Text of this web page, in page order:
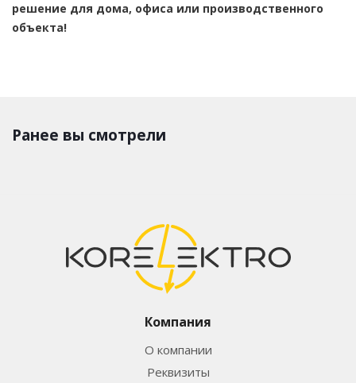
решение для дома, офиса или производственного
объекта!
Ранее вы смотрели
Компания
О компании
Реквизиты